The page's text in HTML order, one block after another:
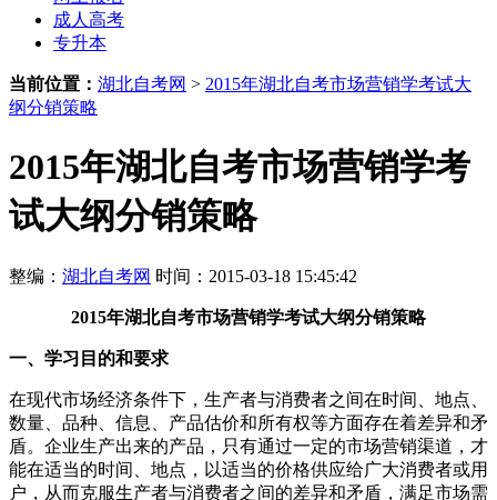
成人高考
专升本
当前位置： 湖北自考网 > 2015年湖北自考市场营销学考试大
纲分销策略
2015年湖北自考市场营销学考
试大纲分销策略
整编： 湖北自考网 时间：2015-03-18 15:45:42
2015年湖北自考市场营销学考试大纲分销策略
一、学习目的和要求
在现代市场经济条件下，生产者与消费者之间在时间、地点、
数量、品种、信息、产品估价和所有权等方面存在着差异和矛
盾。企业生产出来的产品，只有通过一定的市场营销渠道，才
能在适当的时间、地点，以适当的价格供应给广大消费者或用
户，从而克服生产者与消费者之间的差异和矛盾，满足市场需